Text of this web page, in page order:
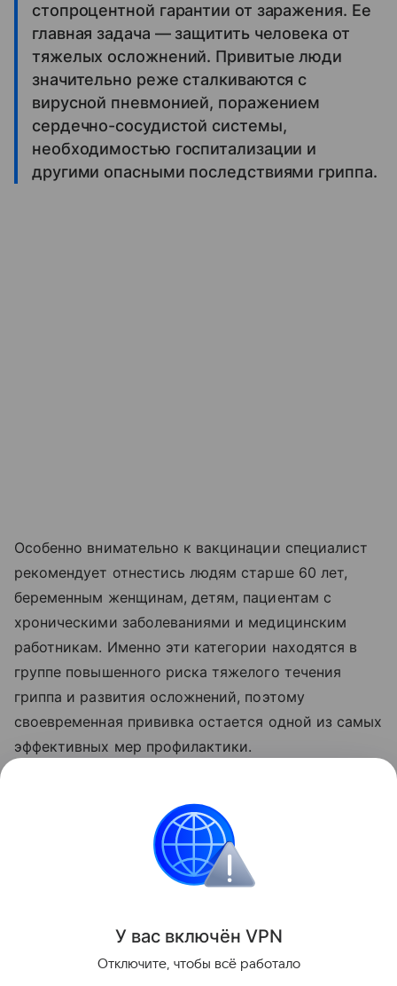
стопроцентной гарантии от заражения. Ее
главная задача — защитить человека от
тяжелых осложнений. Привитые люди
значительно реже сталкиваются с
вирусной пневмонией, поражением
сердечно-сосудистой системы,
необходимостью госпитализации и
другими опасными последствиями гриппа.
Особенно внимательно к вакцинации специалист
рекомендует отнестись людям старше 60 лет,
беременным женщинам, детям, пациентам с
хроническими заболеваниями и медицинским
работникам. Именно эти категории находятся в
группе повышенного риска тяжелого течения
гриппа и развития осложнений, поэтому
своевременная прививка остается одной из самых
эффективных мер профилактики.
, которые после 50 лет нельзя
У вас включён VPN
Отключите, чтобы всё работало